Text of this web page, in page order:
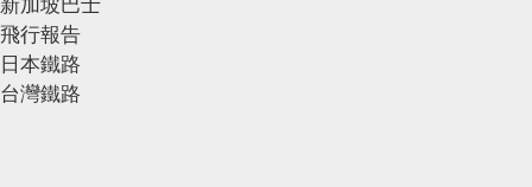
飛行報告
日本鐵路
台灣鐵路